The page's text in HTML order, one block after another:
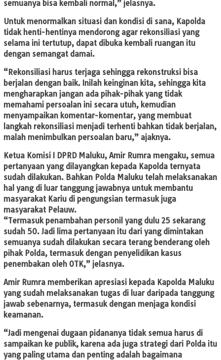
semuanya bisa kembali normal,” jelasnya.
Untuk menormalkan situasi dan kondisi di sana, Kapolda
tidak henti-hentinya mendorong agar rekonsiliasi yang
selama ini tertutup, dapat dibuka kembali ruangan itu
dengan semangat damai.
“Rekonsiliasi harus terjaga sehingga rekonstruksi bisa
berjalan dengan baik. Inilah keinginan kita, sehingga kita
mengharapkan jangan ada pihak-pihak yang tidak
memahami persoalan ini secara utuh, kemudian
menyampaikan komentar-komentar, yang membuat
langkah rekonsiliasi menjadi terhenti bahkan tidak berjalan,
malah menimbulkan persoalan baru,” ajaknya.
Ketua Komisi I DPRD Maluku, Amir Rumra mengaku, semua
pertanyaan yang dilayangkan kepada Kapolda ternyata
sudah dilakukan. Bahkan Polda Maluku telah melaksanakan
hal yang di luar tanggung jawabnya untuk membantu
masyarakat Kariu di pengungsian termasuk juga
masyarakat Pelauw.
“Termasuk penambahan personil yang dulu 25 sekarang
sudah 50. Jadi lima pertanyaan itu dari yang dimintakan
semuanya sudah dilakukan secara terang benderang oleh
pihak Polda, termasuk dengan penyelidikan kasus
penembakan oleh OTK,” jelasnya.
Amir Rumra memberikan apresiasi kepada Kapolda Maluku
yang sudah melaksanakan tugas di luar daripada tanggung
jawab sebenarnya, termasuk dengan menjaga kondisi
keamanan.
“Jadi mengenai dugaan pidananya tidak semua harus di
sampaikan ke publik, karena ada juga strategi dari Polda itu
yang paling utama dan penting adalah bagaimana